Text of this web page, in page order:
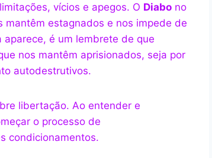
vícios e apegos. O Diabo no
mantêm estagnados e nos impede de
é um lembrete de que
nos mantêm aprisionados, seja por
autodestrutivos.
libertação. Ao entender e
o processo de
condicionamentos.